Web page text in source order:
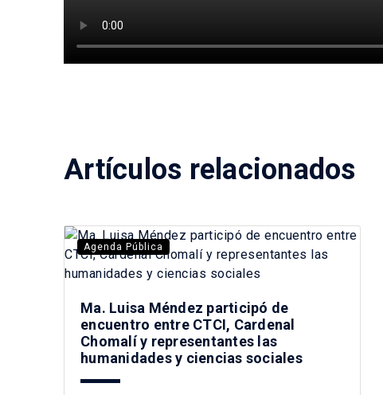
Artículos relacionados
Agenda Pública
Ma. Luisa Méndez participó de
encuentro entre CTCI, Cardenal
Chomalí y representantes las
humanidades y ciencias sociales